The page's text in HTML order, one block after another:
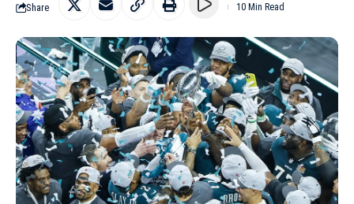
Share 10 Min Read